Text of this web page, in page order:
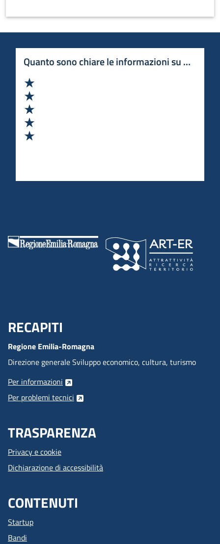
Quanto sono chiare le informazioni su questa
Menu Footer
RECAPITI
Regione Emilia-Romagna
Direzione generale Sviluppo economico, cultura, turismo
Per informazioni
Per problemi tecnici
TRASPARENZA
Privacy e cookie
Dichiarazione di accessibilità
CONTENUTI
Startup
Bandi